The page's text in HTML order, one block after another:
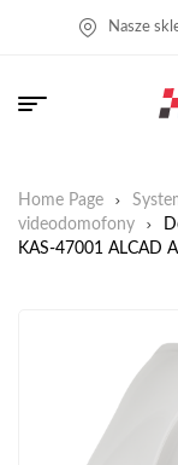
Nasze
Home Page
videodomofony
KAS-47001 ALCAD